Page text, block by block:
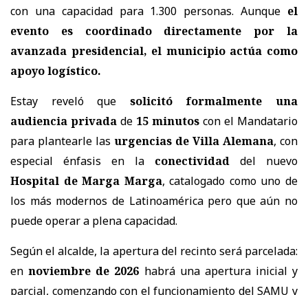
con una capacidad para 1.300 personas. Aunque el
evento es coordinado directamente por la
avanzada presidencial, el municipio actúa como
apoyo logístico.
Estay reveló que solicitó formalmente una
audiencia privada de 15 minutos con el Mandatario
para plantearle las urgencias de Villa Alemana, con
especial énfasis en la conectividad del nuevo
Hospital de Marga Marga, catalogado como uno de
los más modernos de Latinoamérica pero que aún no
puede operar a plena capacidad.
Según el alcalde, la apertura del recinto será parcelada:
ennoviembre de 2026 habrá una apertura inicial y
parcial, comenzando con el funcionamiento del SAMU y